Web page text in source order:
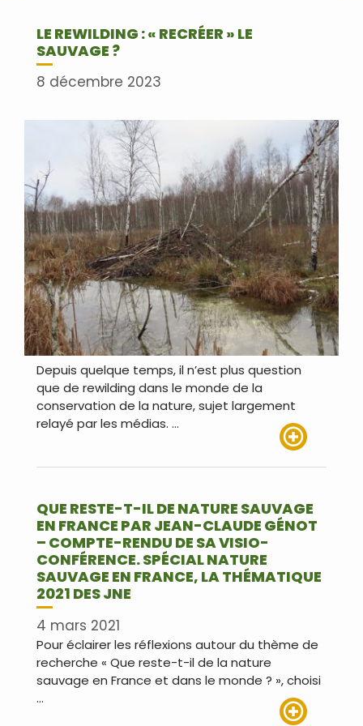
LE REWILDING : « RECRÉER » LE
SAUVAGE ?
8 décembre 2023
Depuis quelque temps, il n’est plus question
que de rewilding dans le monde de la
conservation de la nature, sujet largement
relayé par les médias. …
QUE RESTE-T-IL DE NATURE SAUVAGE
EN FRANCE PAR JEAN-CLAUDE GÉNOT
– COMPTE-RENDU DE SA VISIO-
CONFÉRENCE. SPÉCIAL NATURE
SAUVAGE EN FRANCE, LA THÉMATIQUE
2021 DES JNE
4 mars 2021
Pour éclairer les réflexions autour du thème de
recherche « Que reste-t-il de la nature
sauvage en France et dans le monde ? », choisi
…